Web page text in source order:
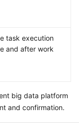
task execution
and after work
big data platform
and confirmation.